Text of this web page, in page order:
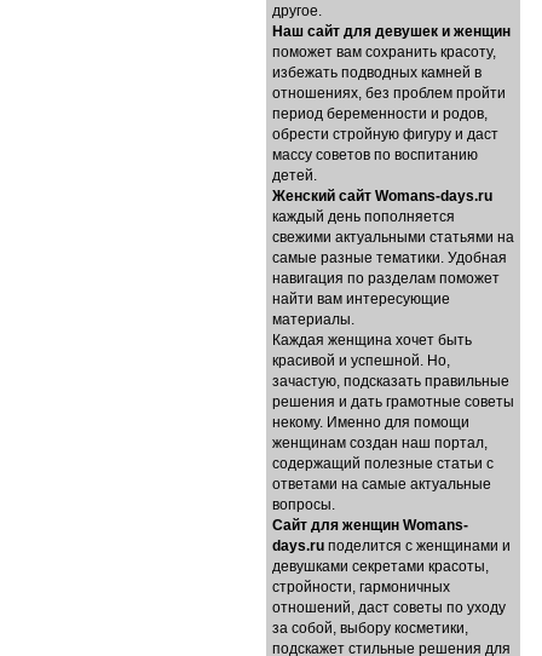
другое.
Наш сайт для девушек и женщин
поможет вам сохранить красоту,
избежать подводных камней в
отношениях, без проблем пройти
период беременности и родов,
обрести стройную фигуру и даст
массу советов по воспитанию
детей.
Женский сайт Womans-days.ru
каждый день пополняется
свежими актуальными статьями на
самые разные тематики. Удобная
навигация по разделам поможет
найти вам интересующие
материалы.
Каждая женщина хочет быть
красивой и успешной. Но,
зачастую, подсказать правильные
решения и дать грамотные советы
некому. Именно для помощи
женщинам создан наш портал,
содержащий полезные статьи с
ответами на самые актуальные
вопросы.
Cайт для женщин Womans-
days.ru поделится с женщинами и
девушками секретами красоты,
стройности, гармоничных
отношений, даст советы по уходу
за собой, выбору косметики,
подскажет стильные решения для